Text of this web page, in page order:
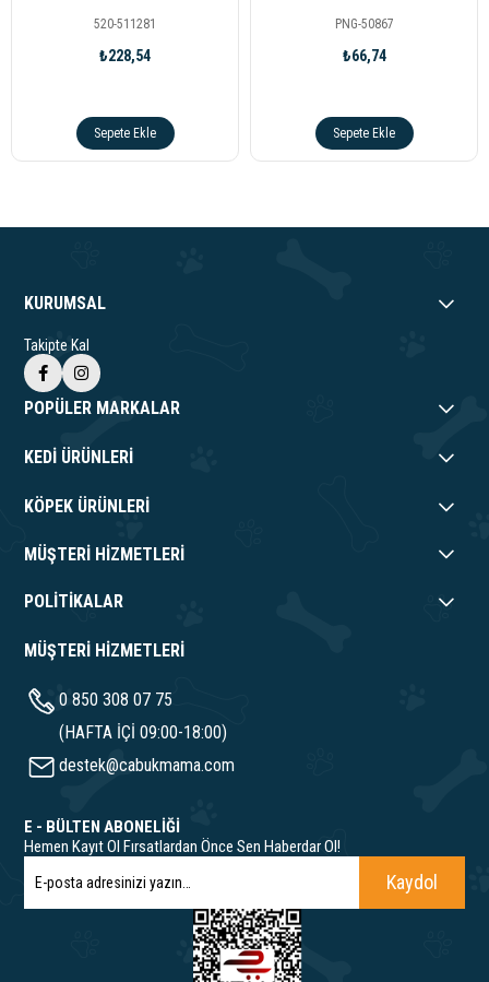
520-511281
₺228,54
Sepete Ekle
PNG-50867
₺66,74
Sepete Ekle
KURUMSAL
Takipte Kal
POPÜLER MARKALAR
KEDİ ÜRÜNLERİ
KÖPEK ÜRÜNLERİ
MÜŞTERİ HİZMETLERİ
POLİTİKALAR
MÜŞTERİ HİZMETLERİ
0 850 308 07 75
(HAFTA İÇİ 09:00-18:00)
destek@cabukmama.com
E - BÜLTEN ABONELİĞİ
Hemen Kayıt Ol Fırsatlardan Önce Sen Haberdar Ol!
Kaydol